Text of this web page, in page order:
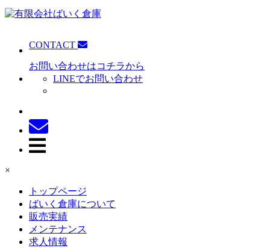
CONTACT
お問い合わせはコチラから
LINEでお問い合わせ
×
トップページ
ばいく倉庫について
販売実績
メンテナンス
求人情報